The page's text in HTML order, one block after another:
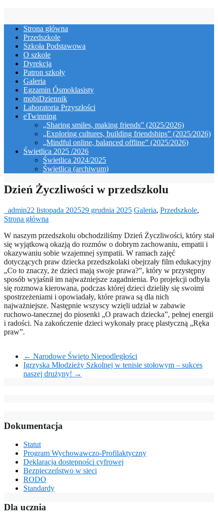
contentStrona główna
Przedszkole
Szkoła Podstawowa
O szkole
Dyrekcja
Patron szkoły
Galeria
Egzamin Ósmoklasisty
mobiDziennik
Laboratoria Przyszłości
eTwinning
„Sharing smiles, making friends” (2025/2026)
„Exploring cultures, building friendships” (2025/2026)
„Mindful online, balanced offline” (2025/2026)
Świetlica 2025 /2026
Świetlica 2024/2025
Świetlica (archiwum)
Dzień Życzliwości w przedszkolu
_admin22 listopada 202529 grudnia 2025 Galeria, Przedszkole,
Strona główna
W naszym przedszkolu obchodziliśmy Dzień Życzliwości, który stał
się wyjątkową okazją do rozmów o dobrym zachowaniu, empatii i
okazywaniu sobie wzajemnej sympatii. W ramach zajęć
dotyczących praw dziecka przedszkolaki obejrzały film edukacyjny
„Co to znaczy, że dzieci mają swoje prawa?”, który w przystępny
sposób wyjaśnił im najważniejsze zagadnienia. Po projekcji odbyła
się rozmowa kierowana, podczas której dzieci dzieliły się swoimi
spostrzeżeniami i opowiadały, które prawa są dla nich
najważniejsze. Następnie wszyscy wzięli udział w zabawie
ruchowo-tanecznej do piosenki „O prawach dziecka”, pełnej energii
i radości. Na zakończenie dzieci wykonały pracę plastyczną „Ręka
praw”.
← Narodowe Święto Niepodległości
Igrzyska Młodzieży Szkolnej w tenisie stołowym – sukces
naszej drużyny! →
Dokumentacja
Statut
Program Wychowawczo-Profilaktyczny
Deklaracja dostępności cyfrowej
Bezpieczeństwo w sieci
RODO
Standardy
Dla ucznia